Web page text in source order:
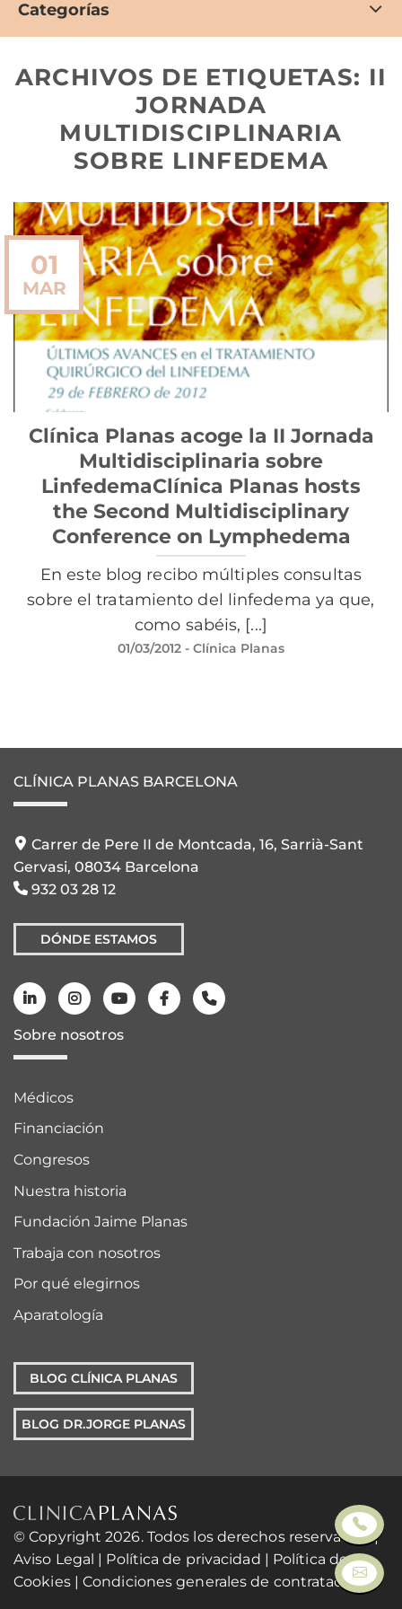
Categorías
ARCHIVOS DE ETIQUETAS: II
JORNADA
MULTIDISCIPLINARIA
SOBRE LINFEDEMA
Clínica Planas acoge la II Jornada
Multidisciplinaria sobre
LinfedemaClínica Planas hosts
the Second Multidisciplinary
Conference on Lymphedema
En este blog recibo múltiples consultas
sobre el tratamiento del linfedema ya que,
como sabéis, [...]
01/03/2012 - Clínica Planas
01
MAR
CLÍNICA PLANAS BARCELONA
Carrer de Pere II de Montcada, 16, Sarrià-Sant
Gervasi, 08034 Barcelona
932 03 28 12
DÓNDE ESTAMOS
Sobre nosotros
Médicos
Financiación
Congresos
Nuestra historia
Fundación Jaime Planas
Trabaja con nosotros
Por qué elegirnos
Aparatología
BLOG CLÍNICA PLANAS
BLOG DR.JORGE PLANAS
© Copyright 2026. Todos los derechos reservados. |
Aviso Legal | Política de privacidad | Política de
Cookies|Condiciones generales de contratación